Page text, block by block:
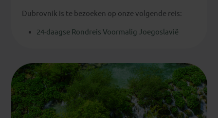
Dubrovnik is te bezoeken op onze volgende reis:
24-daagse Rondreis Voormalig Joegoslavië